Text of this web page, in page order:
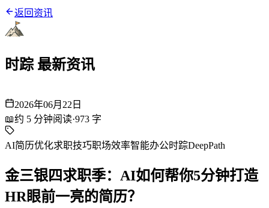
返回资讯
时踪 最新资讯
2026年06月22日
📖约 5 分钟阅读·973 字
AI简历优化求职技巧职场效率智能办公时踪DeepPath
金三银四求职季：AI如何帮你5分钟打造
HR眼前一亮的简历？